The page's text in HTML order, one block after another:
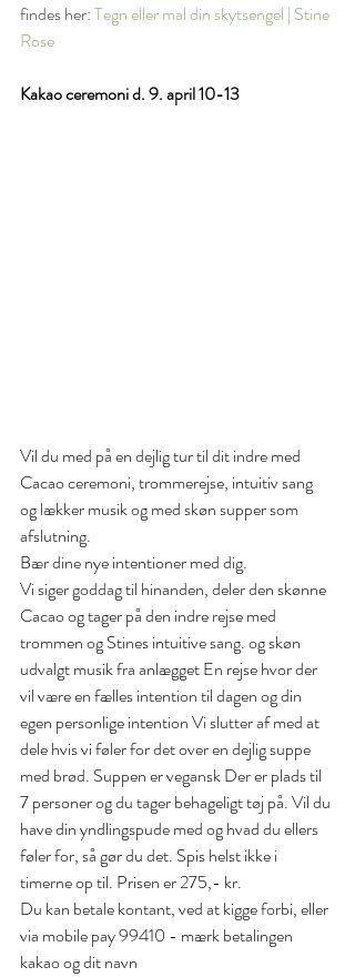
findes her: Tegn eller mal din skytsengel | Stine
Rose
Kakao ceremoni d. 9. april 10-13
Vil du med på en dejlig tur til dit indre med
Cacao ceremoni, trommerejse, intuitiv sang
og lækker musik og med skøn supper som
afslutning.
Bær dine nye intentioner med dig.
Vi siger goddag til hinanden, deler den skønne
Cacao og tager på den indre rejse med
trommen og Stines intuitive sang. og skøn
udvalgt musik fra anlægget En rejse hvor der
vil være en fælles intention til dagen og din
egen personlige intention Vi slutter af med at
dele hvis vi føler for det over en dejlig suppe
med brød. Suppen er vegansk Der er plads til
7 personer og du tager behageligt tøj på. Vil du
have din yndlingspude med og hvad du ellers
føler for, så gør du det. Spis helst ikke i
timerne op til. Prisen er 275,- kr.
Du kan betale kontant, ved at kigge forbi, eller
via mobile pay 99410 - mærk betalingen
kakao og dit navn